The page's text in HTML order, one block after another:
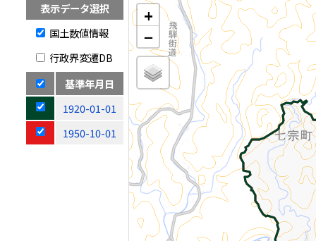
表示データ選択
国土数値情報
行政界変遷DB
基準年月日
1920-01-01
1950-10-01
+
−